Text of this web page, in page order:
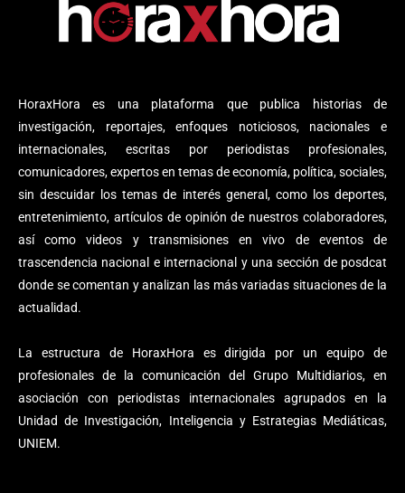
HoraxHora es una plataforma que publica historias de
investigación, reportajes, enfoques noticiosos, nacionales e
internacionales, escritas por periodistas profesionales,
comunicadores, expertos en temas de economía, política, sociales,
sin descuidar los temas de interés general, como los deportes,
entretenimiento, artículos de opinión de nuestros colaboradores,
así como videos y transmisiones en vivo de eventos de
trascendencia nacional e internacional y una sección de posdcat
donde se comentan y analizan las más variadas situaciones de la
actualidad.
La estructura de HoraxHora es dirigida por un equipo de
profesionales de la comunicación del Grupo Multidiarios, en
asociación con periodistas internacionales agrupados en la
Unidad de Investigación, Inteligencia y Estrategias Mediáticas,
UNIEM.